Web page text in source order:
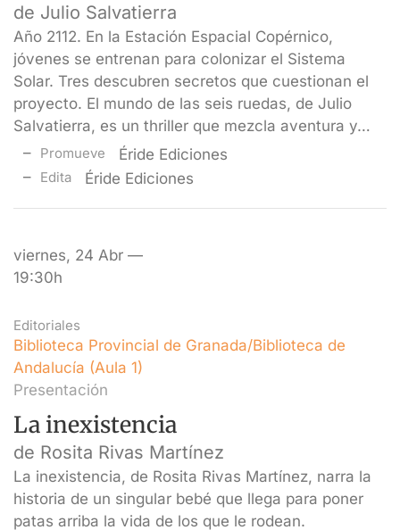
de Julio Salvatierra
Año 2112. En la Estación Espacial Copérnico,
jóvenes se entrenan para colonizar el Sistema
Solar. Tres descubren secretos que cuestionan el
proyecto. El mundo de las seis ruedas, de Julio
Salvatierra, es un thriller que mezcla aventura y…
Promueve Éride Ediciones
Edita Éride Ediciones
viernes, 24 Abr —
19:30h
Editoriales
Biblioteca Provincial de Granada/Biblioteca de
Andalucía (Aula 1)
Presentación
La inexistencia
de Rosita Rivas Martínez
La inexistencia, de Rosita Rivas Martínez, narra la
historia de un singular bebé que llega para poner
patas arriba la vida de los que le rodean.